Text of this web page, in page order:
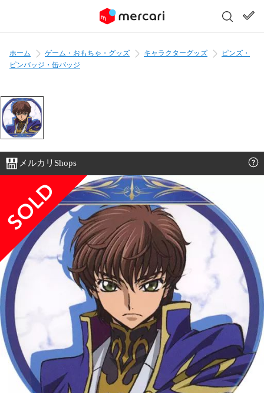
ホーム ゲーム・おもちゃ・グッズ キャラクターグッズ
ピンズ・
ピンバッジ・缶バッジ
メルカリShops